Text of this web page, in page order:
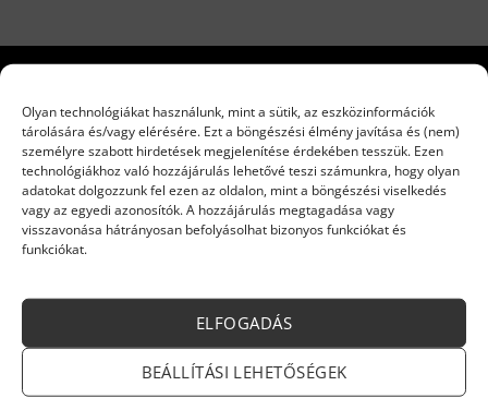
Olyan technológiákat használunk, mint a sütik, az eszközinformációk
tárolására és/vagy elérésére. Ezt a böngészési élmény javítása és (nem)
személyre szabott hirdetések megjelenítése érdekében tesszük. Ezen
technológiákhoz való hozzájárulás lehetővé teszi számunkra, hogy olyan
adatokat dolgozzunk fel ezen az oldalon, mint a böngészési viselkedés
vagy az egyedi azonosítók. A hozzájárulás megtagadása vagy
visszavonása hátrányosan befolyásolhat bizonyos funkciókat és
funkciókat.
ELFOGADÁS
BEÁLLÍTÁSI LEHETŐSÉGEK
Kazánok és készülékek
ELEKTROMOS KÉSZÜLÉKEK
CO ÉRZÉKELŐK